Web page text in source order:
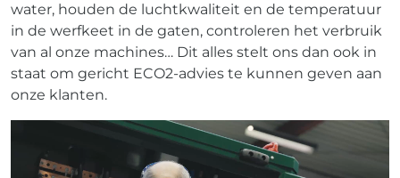
water, houden de luchtkwaliteit en de temperatuur
in de werfkeet in de gaten, controleren het verbruik
van al onze machines… Dit alles stelt ons dan ook in
staat om gericht ECO2-advies te kunnen geven aan
onze klanten.